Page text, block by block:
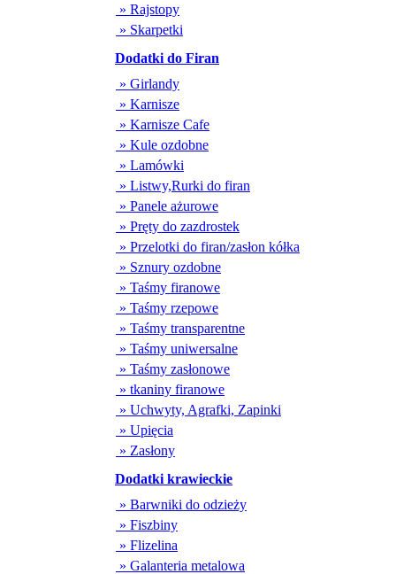
» Rajstopy
» Skarpetki
Dodatki do Firan
» Girlandy
» Karnisze
» Karnisze Cafe
» Kule ozdobne
» Lamówki
» Listwy,Rurki do firan
» Panele ażurowe
» Pręty do zazdrostek
» Przelotki do firan/zasłon kółka
» Sznury ozdobne
» Taśmy firanowe
» Taśmy rzepowe
» Taśmy transparentne
» Taśmy uniwersalne
» Taśmy zasłonowe
» tkaniny firanowe
» Uchwyty, Agrafki, Zapinki
» Upięcia
» Zasłony
Dodatki krawieckie
» Barwniki do odzieży
» Fiszbiny
» Flizelina
» Galanteria metalowa